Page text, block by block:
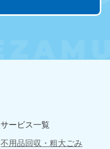
050-1881-5254
9:00〜19:00 年中無休
サービス一覧
不用品回収・粗大ごみ